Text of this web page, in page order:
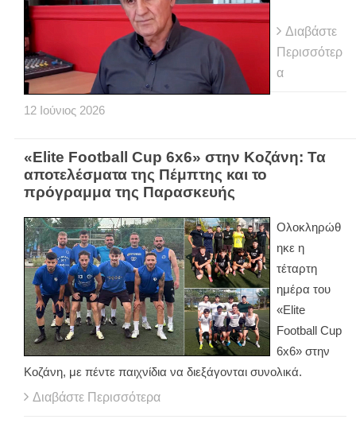
Διαβάστε
Περισσότερ
α
12 Ιούνιος 2026
«Elite Football Cup 6x6» στην Κοζάνη: Τα
αποτελέσματα της Πέμπτης και το
πρόγραμμα της Παρασκευής
Ολοκληρώθ
ηκε η
τέταρτη
ημέρα του
«Elite
Football Cup
6x6» στην
Κοζάνη, με πέντε παιχνίδια να διεξάγονται συνολικά.
Διαβάστε Περισσότερα